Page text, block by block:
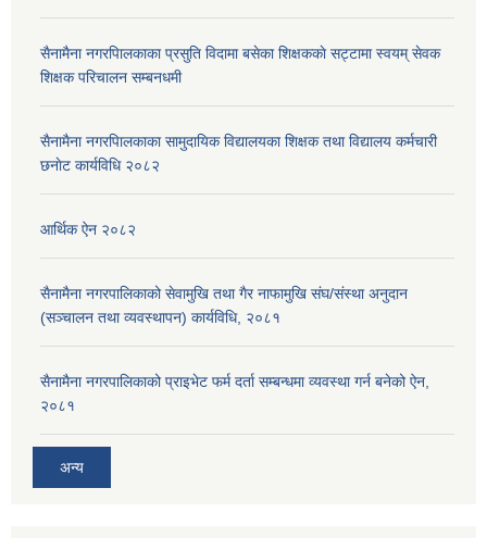
सैनामैना नगरपािलकाका प्रसुति विदामा बसेका शिक्षककाे सट्टामा स्वयम् सेवक
शिक्षक परिचालन सम्बनधमी
सैनामैना नगरपािलकाका सामुदायिक विद्यालयका शिक्षक तथा विद्यालय कर्मचारी
छनाेट कार्यविधि २०८२
आर्थिक ऐन २०८२
सैनामैना नगरपालिकाको सेवामुखि तथा गैर नाफामुखि संघ/संस्था अनुदान
(सञ्चालन तथा व्यवस्थापन) कार्यविधि, २०८१
सैनामैना नगरपालिकाको प्राइभेट फर्म दर्ता सम्बन्धमा व्यवस्था गर्न बनेको ऐन,
२०८१
अन्य